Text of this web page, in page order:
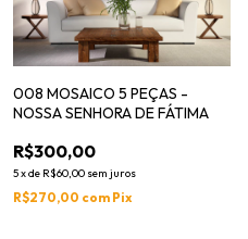
008 MOSAICO 5 PEÇAS -
NOSSA SENHORA DE FÁTIMA
R$300,00
5xde R$60,00 sem juros
R$270,00 com Pix